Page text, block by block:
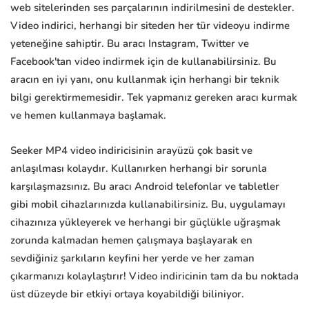
web sitelerinden ses parçalarının indirilmesini de destekler.
Video indirici, herhangi bir siteden her tür videoyu indirme
yeteneğine sahiptir. Bu aracı Instagram, Twitter ve
Facebook'tan video indirmek için de kullanabilirsiniz. Bu
aracın en iyi yanı, onu kullanmak için herhangi bir teknik
bilgi gerektirmemesidir. Tek yapmanız gereken aracı kurmak
ve hemen kullanmaya başlamak.
Seeker MP4 video indiricisinin arayüzü çok basit ve
anlaşılması kolaydır. Kullanırken herhangi bir sorunla
karşılaşmazsınız. Bu aracı Android telefonlar ve tabletler
gibi mobil cihazlarınızda kullanabilirsiniz. Bu, uygulamayı
cihazınıza yükleyerek ve herhangi bir güçlükle uğraşmak
zorunda kalmadan hemen çalışmaya başlayarak en
sevdiğiniz şarkıların keyfini her yerde ve her zaman
çıkarmanızı kolaylaştırır! Video indiricinin tam da bu noktada
üst düzeyde bir etkiyi ortaya koyabildiği biliniyor.